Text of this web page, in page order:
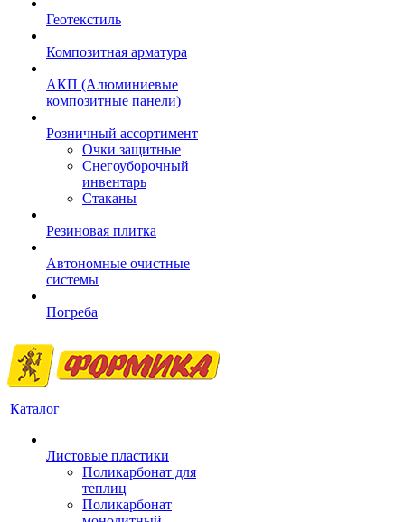
Геотекстиль
Композитная арматура
АКП (Алюминиевые
композитные панели)
Розничный ассортимент
Очки защитные
Снегоуборочный
инвентарь
Стаканы
Резиновая плитка
Автономные очистные
системы
Погреба
Каталог
Листовые пластики
Поликарбонат для
теплиц
Поликарбонат